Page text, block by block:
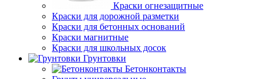
Краски огнезащитные
Краски для дорожной разметки
Краски для бетонных оснований
Краски магнитные
Краски для школьных досок
Грунтовки
Бетонконтакты